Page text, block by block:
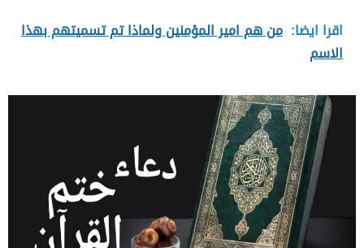
اقرا ايضا: من هم امير المؤمنين ولماذا تم تسميتهم بهذا
الاسم